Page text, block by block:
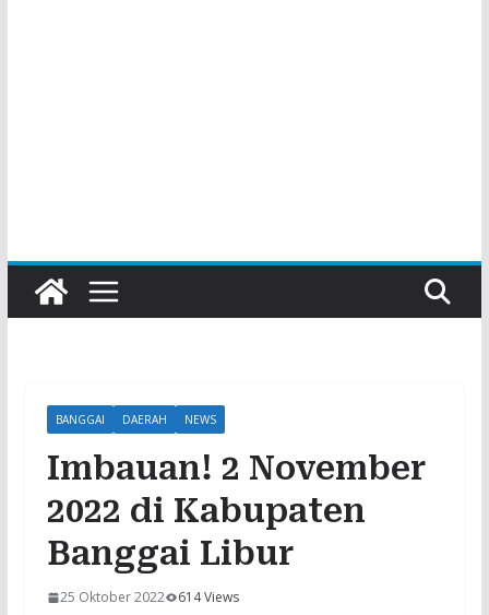
BANGGAI DAERAH NEWS
Imbauan! 2 November
2022 di Kabupaten
Banggai Libur
25 Oktober 2022 614 Views